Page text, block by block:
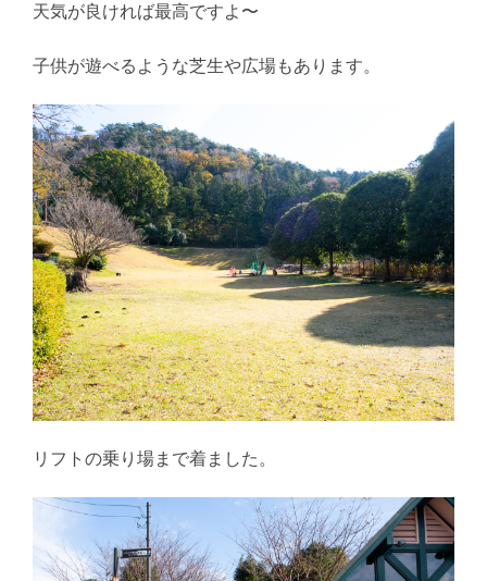
天気が良ければ最高ですよ〜
子供が遊べるような芝生や広場もあります。
リフトの乗り場まで着ました。